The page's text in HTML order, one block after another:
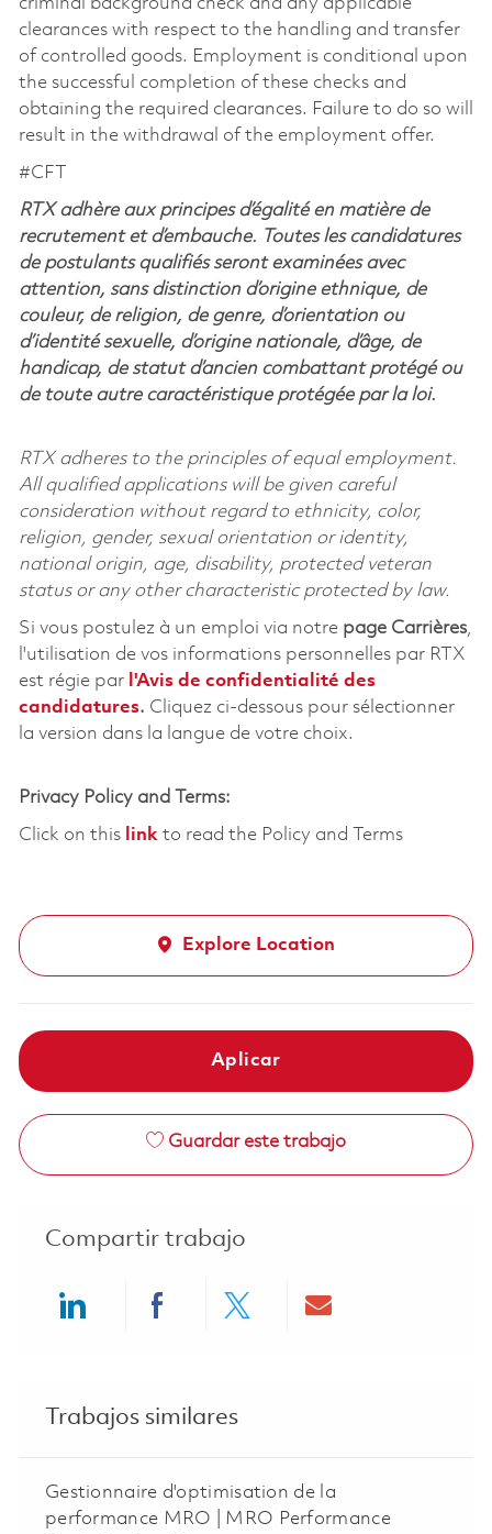
criminal background check and any applicable
clearances with respect to the handling and transfer
of controlled goods. Employment is conditional upon
the successful completion of these checks and
obtaining the required clearances. Failure to do so will
result in the withdrawal of the employment offer.
#CFT
RTX adhère aux principes d’égalité en matière de
recrutement et d’embauche. Toutes les candidatures
de postulants qualifiés seront examinées avec
attention, sans distinction d’origine ethnique, de
couleur, de religion, de genre, d’orientation ou
d’identité sexuelle, d’origine nationale, d’âge, de
handicap, de statut d’ancien combattant protégé ou
de toute autre caractéristique protégée par la loi.
RTX adheres to the principles of equal employment.
All qualified applications will be given careful
consideration without regard to ethnicity, color,
religion, gender, sexual orientation or identity,
national origin, age, disability, protected veteran
status or any other characteristic protected by law.
Si vous postulez à un emploi via notre page Carrières,
l'utilisation de vos informations personnelles par RTX
est régie par l'Avis de confidentialité des
candidatures. Cliquez ci-dessous pour sélectionner
la version dans la langue de votre choix.
Privacy Policy and Terms:
Click on this linkto read the Policy and Terms
Explore Location
Aplicar
Guardar este trabajo
Compartir trabajo
Trabajos similares
Gestionnaire d'optimisation de la
performance MRO | MRO Performance